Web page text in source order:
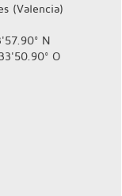
(Valencia)
N
O